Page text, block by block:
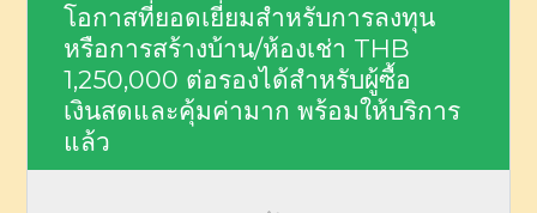
โอกาสที่ยอดเยี่ยมสำหรับการลงทุน
หรือการสร้างบ้าน/ห้องเช่า THB
1,250,000 ต่อรองได้สำหรับผู้ซื้อ
เงินสดและคุ้มค่ามาก พร้อมให้บริการ
แล้ว